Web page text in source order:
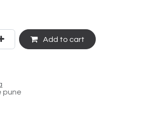
Add to cart
pune